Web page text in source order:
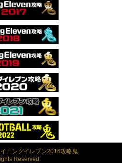
ニングイレブン2016攻略鬼
Reserved.